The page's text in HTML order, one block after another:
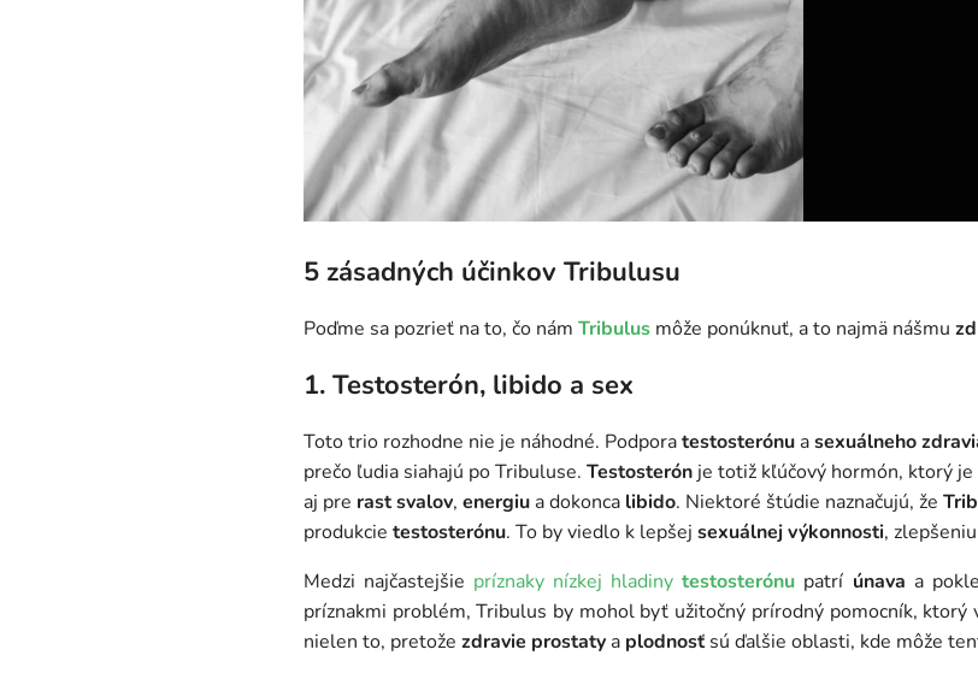
5 zásadných účinkov Tribulusu
Poďme sa pozrieť na to, čo nám Tribulus môže ponúknuť, a to najmä nášmu
1. Testosterón, libido a sex
Toto trio rozhodne nie je náhodné. Podporatestosterónu asexuálneho
prečo ľudia siahajú po Tribuluse. Testosterónje totiž kľúčový hormón, ktorý
aj pre rast svalov, energiu a dokonca libido. Niektoré štúdie naznačujú, že
produkcie testosterónu. To by viedlo k lepšej sexuálnej výkonnosti, zlepšeniu
Medzi najčastejšie príznaky nízkej hladinytestosterónu patrí únava a
príznakmi problém, Tribulus by mohol byť užitočný prírodný pomocník, ktorý
nielen to, pretože zdravie prostaty a plodnosťsú ďalšie oblasti, kde môže